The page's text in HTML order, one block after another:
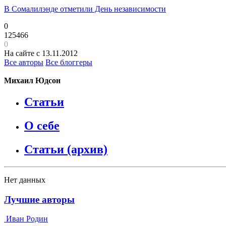
В Сомалилэнде отметили День независимости
0
125466
0
На сайте с 13.11.2012
Все авторы Все блоггеры
Михаил Юдсон
Статьи
О себе
Статьи (архив)
Нет данных
Лучшие авторы
Иван Родин